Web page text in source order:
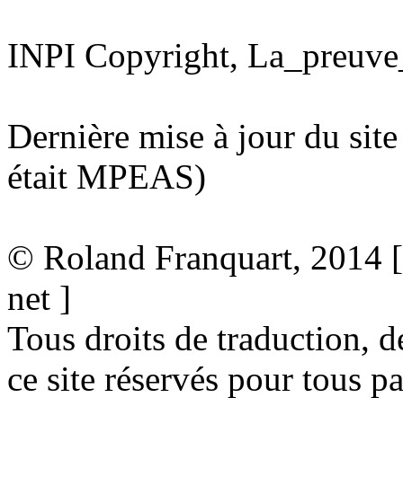
INPI Copyright,
Dernière mise à jour du
était MPEAS)
© Roland Franquart, 2014
net ]
Tous droits de traduction,
ce site réservés pour tous